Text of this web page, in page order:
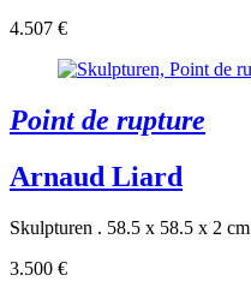
4.507 €
Point de rupture
Arnaud Liard
Skulpturen . 58.5 x 58.5 x 2 cm
3.500 €